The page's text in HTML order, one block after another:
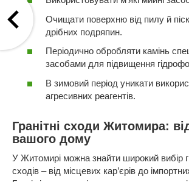
Очищати поверхню від пилу й
дрібних подряпин.
Періодично обробляти камінь
засобами для підвищення
В зимовий період уникати
агресивних реагентів.
Гранітні сходи Житомира:
вашого дому
У Житомирі можна знайти широкий вибір
сходів – від місцевих кар’єрів до